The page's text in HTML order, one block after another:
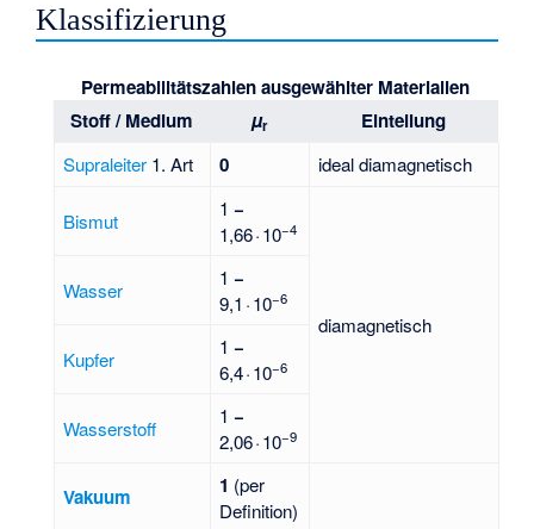
Klassifizierung
Permeabilitätszahlen ausgewählter Materialien
Stoff / Medium
µr Einteilung
Supraleiter 1. Art 0 ideal diamagnetisch
Bismut
1 −
1,66 · 10−4
diamagnetisch
Wasser
1 −
9,1 · 10−6
Kupfer
1 −
6,4 · 10−6
Wasserstoff
1 −
2,06 · 10−9
Vakuum 1 (per
Definition)